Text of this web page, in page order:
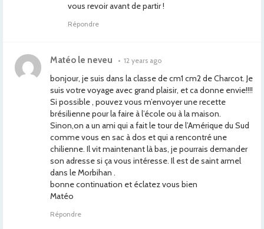
vous revoir avant de partir !
Répondre
Matéo le neveu • 12 years ago
bonjour, je suis dans la classe de cm1 cm2 de Charcot. Je
suis votre voyage avec grand plaisir, et ca donne envie!!!!
Si possible , pouvez vous m’envoyer une recette
brésilienne pour la faire à l’école ou à la maison.
Sinon,on a un ami qui a fait le tour de l’Amérique du Sud
comme vous en sac à dos et qui a rencontré une
chilienne. Il vit maintenant là bas, je pourrais demander
son adresse si ça vous intéresse. Il est de saint armel
dans le Morbihan .
bonne continuation et éclatez vous bien
Matéo
Répondre